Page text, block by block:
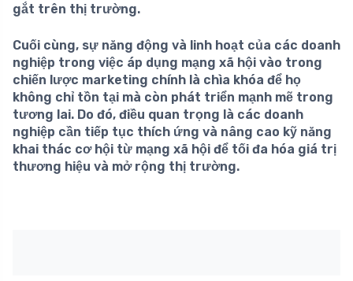
gắt trên thị trường.
Cuối cùng, sự năng động và linh hoạt của các doanh
nghiệp trong việc áp dụng mạng xã hội vào trong
chiến lược marketing chính là chìa khóa để họ
không chỉ tồn tại mà còn phát triển mạnh mẽ trong
tương lai. Do đó, điều quan trọng là các doanh
nghiệp cần tiếp tục thích ứng và nâng cao kỹ năng
khai thác cơ hội từ mạng xã hội để tối đa hóa giá trị
thương hiệu và mở rộng thị trường.